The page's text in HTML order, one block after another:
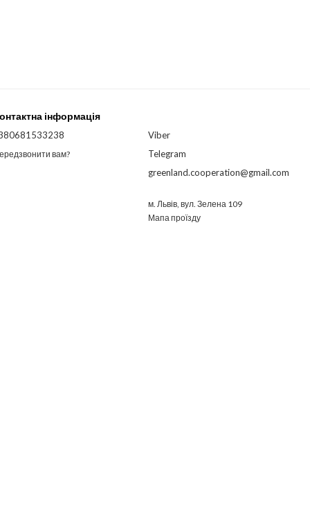
інформація
вам?
Viber
Telegram
greenland.cooperation@gmail.com
м. Львів, вул. Зелена 109
Мапа проїзду